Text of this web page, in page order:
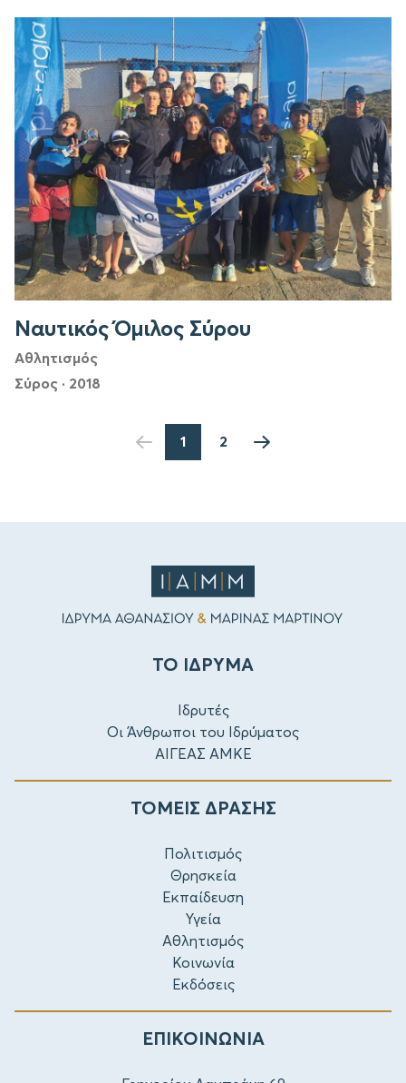
Ναυτικός Όμιλος Σύρου
Αθλητισμός
Σύρος · 2018
1 2
ΤΟ ΙΔΡΥΜΑ
Ιδρυτές
Οι Άνθρωποι του Ιδρύματος
ΑΙΓΕΑΣ ΑΜΚΕ
ΤΟΜΕΙΣ ΔΡΑΣΗΣ
Πολιτισμός
Θρησκεία
Εκπαίδευση
Υγεία
Αθλητισμός
Κοινωνία
Εκδόσεις
ΕΠΙΚΟΙΝΩΝΙΑ